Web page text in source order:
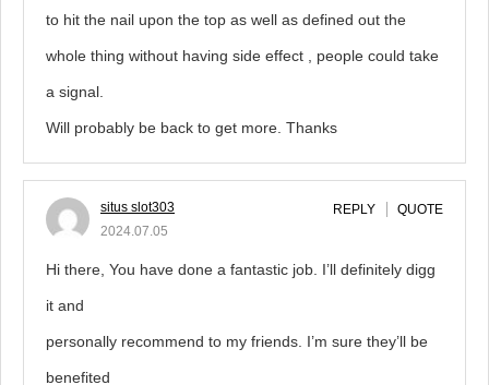
to hit the nail upon the top as well as defined out the
whole thing without having side effect , people could take
a signal.
Will probably be back to get more. Thanks
situs slot303
2024.07.05
REPLY QUOTE
Hi there, You have done a fantastic job. I’ll definitely digg
it and
personally recommend to my friends. I’m sure they’ll be
benefited